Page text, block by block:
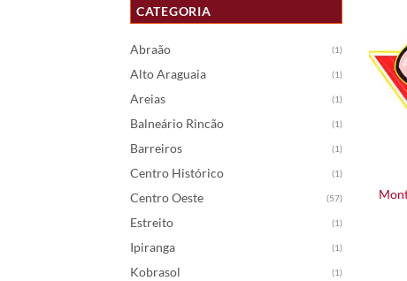
CATEGORIA
Abraão (1)
Alto Araguaia (1)
Areias (1)
Balneário Rincão (1)
Barreiros (1)
Centro Histórico (1)
Centro Oeste (57)
Estreito (1)
Ipiranga (1)
Kobrasol (1)